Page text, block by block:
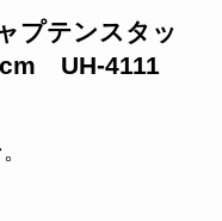
プテンスタッ
UH-4111